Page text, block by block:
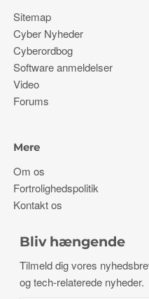
Sitemap
Cyber ​​Nyheder
Cyberordbog
Software anmeldelser
Video
Forums
Mere
Om os
Fortrolighedspolitik
Kontakt os
Bliv hængende
Tilmeld dig vores
og tech-relaterede nyheder.